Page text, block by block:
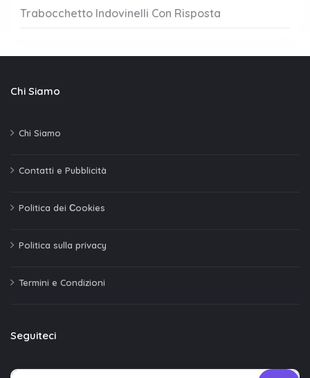
Trabocchetto Indovinelli Con Risposta
Chi Siamo
Chi Siamo
Contatti e Pubblicità
Politica dei Сookies
Politica sulla privacy
Termini e Condizioni
Seguiteci